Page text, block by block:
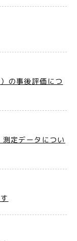
の事後評価につ
定データについ